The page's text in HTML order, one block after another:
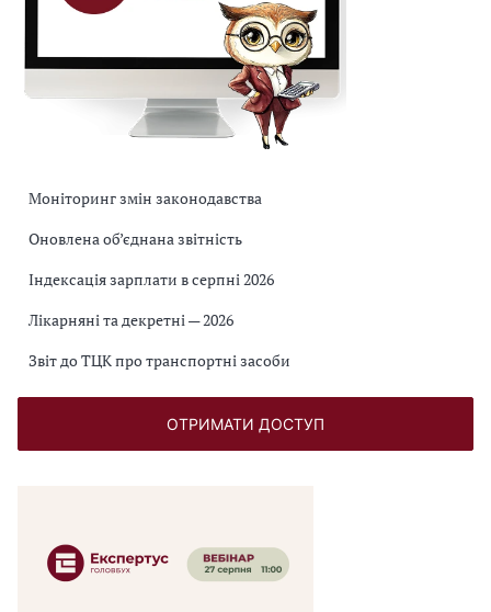
Моніторинг змін законодавства
Оновлена об’єднана звітність
Індексація зарплати в серпні 2026
Лікарняні та декретні — 2026
Звіт до ТЦК про транспортні засоби
ОТРИМАТИ ДОСТУП